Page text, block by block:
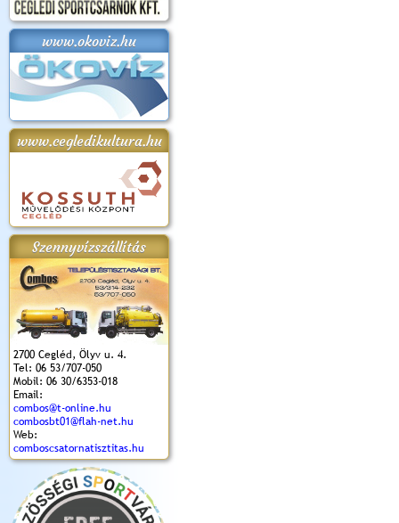
www.okoviz.hu
www.cegledikultura.hu
Szennyvízszállítás
2700 Cegléd, Ölyv u. 4.
Tel: 06 53/707-050
Mobil: 06 30/6353-018
Email:
combos@t-online.hu
combosbt01@flah-net.hu
Web:
comboscsatornatisztitas.hu
2018.
Kossuth Toborzó
Ünnepély
Szent István Ünnepe
(2017. 08. 20.)